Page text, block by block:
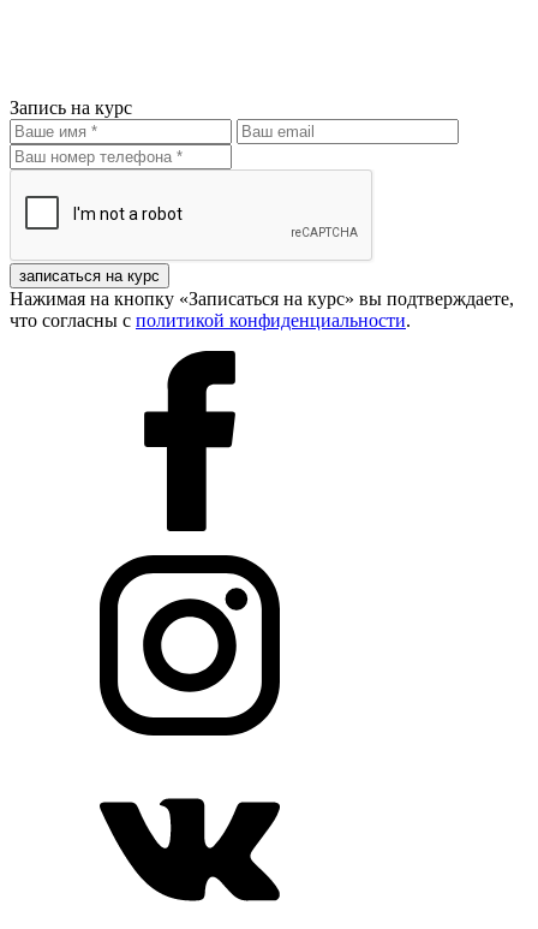
Запись на курс
записаться на курс
Нажимая на кнопку «Записаться на курс» вы подтверждаете,
что согласны с политикой конфиденциальности.